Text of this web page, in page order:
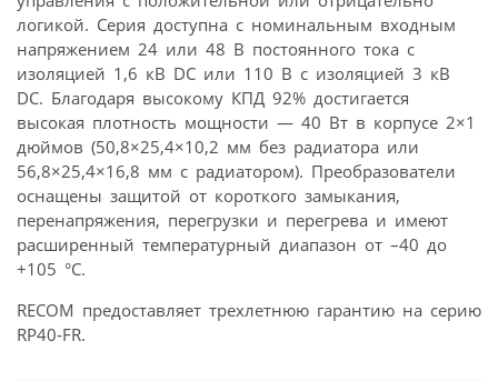
логикой. Серия доступна с номинальным входным
напряжением 24 или 48 В постоянного тока с
изоляцией 1,6 кВ DC или 110 В с изоляцией 3 кВ
DC. Благодаря высокому КПД 92% достигается
высокая плотность мощности — 40 Вт в корпусе 2×1
дюймов (50,8×25,4×10,2 мм без радиатора или
56,8×25,4×16,8 мм с радиатором). Преобразователи
оснащены защитой от короткого замыкания,
перенапряжения, перегрузки и перегрева и имеют
расширенный температурный диапазон от –40 до
+105 °C.
RECOM предоставляет трехлетнюю гарантию на серию
RP40-FR.